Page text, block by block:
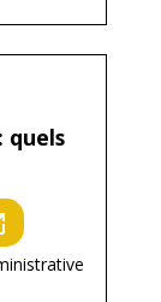
quels